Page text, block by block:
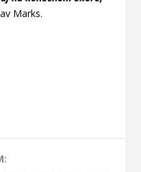
Marks.